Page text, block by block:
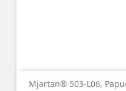
Mjartan® 503-L06,